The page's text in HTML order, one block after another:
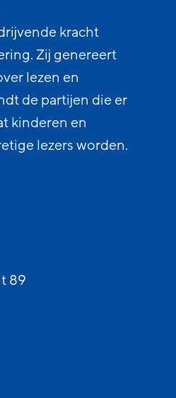
kracht
Zij genereert
lezen en
de partijen die er
kinderen en
lezers worden.
89